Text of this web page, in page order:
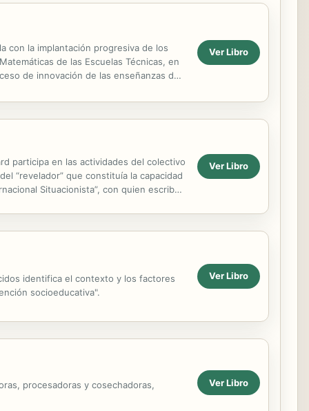
con la implantación progresiva de los
de las Escuelas Técnicas, en
de innovación de las enseñanzas de
Ver Libro
participa en las actividades del colectivo
“revelador” que constituía la capacidad
Situacionista”, con quien escribe
Ver Libro
identifica el contexto y los factores
socioeducativa".
Ver Libro
procesadoras y cosechadoras, Ver Libro